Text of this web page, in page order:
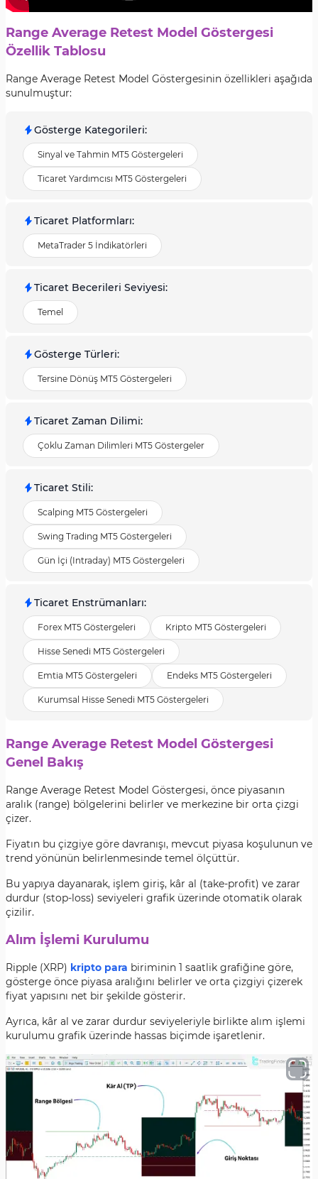
Range Average Retest Model Göstergesi
Özellik Tablosu
Range Average Retest Model Göstergesinin özellikleri aşağıda
sunulmuştur:
Gösterge Kategorileri:
Sinyal ve Tahmin MT5 Göstergeleri
Ticaret Yardımcısı MT5 Göstergeleri
Ticaret Platformları:
MetaTrader 5 İndikatörleri
Ticaret Becerileri Seviyesi:
Temel
Gösterge Türleri:
Tersine Dönüş MT5 Göstergeleri
Ticaret Zaman Dilimi:
Çoklu Zaman Dilimleri MT5 Göstergeler
Ticaret Stili:
Scalping MT5 Göstergeleri
Swing Trading MT5 Göstergeleri
Gün İçi (Intraday) MT5 Göstergeleri
Ticaret Enstrümanları:
Forex MT5 Göstergeleri Kripto MT5 Göstergeleri
Hisse Senedi MT5 Göstergeleri
Emtia MT5 Göstergeleri Endeks MT5 Göstergeleri
Kurumsal Hisse Senedi MT5 Göstergeleri
Range Average Retest Model Göstergesi
Genel Bakış
Range Average Retest Model Göstergesi, önce piyasanın
aralık (range) bölgelerini belirler ve merkezine bir orta çizgi
çizer.
Fiyatın bu çizgiye göre davranışı, mevcut piyasa koşulunun ve
trend yönünün belirlenmesinde temel ölçüttür.
Bu yapıya dayanarak, işlem giriş, kâr al (take-profit) ve zarar
durdur (stop-loss) seviyeleri grafik üzerinde otomatik olarak
çizilir.
Alım İşlemi Kurulumu
Ripple (XRP) kripto para biriminin 1 saatlik grafiğine göre,
gösterge önce piyasa aralığını belirler ve orta çizgiyi çizerek
fiyat yapısını net bir şekilde gösterir.
Ayrıca, kâr al ve zarar durdur seviyeleriyle birlikte alım işlemi
kurulumu grafik üzerinde hassas biçimde işaretlenir.